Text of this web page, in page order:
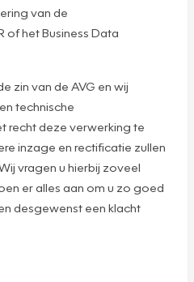
van de
of het Business Data
zin van de AVG en wij
technische
recht deze verwerking te
inzage en rectificatie zullen
vragen u hierbij zoveel
er alles aan om u zo goed
desgewenst een klacht